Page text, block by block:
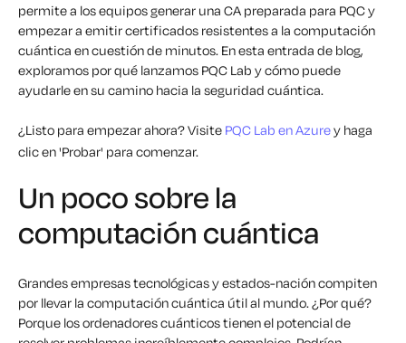
permite a los equipos generar una CA preparada para PQC y
empezar a emitir certificados resistentes a la computación
cuántica en cuestión de minutos. En esta entrada de blog,
exploramos por qué lanzamos PQC Lab y cómo puede
ayudarle en su camino hacia la seguridad cuántica.
¿Listo para empezar ahora? Visite PQC Lab en Azurey haga
clic en 'Probar' para comenzar.
Un poco sobre la
computación cuántica
Grandes empresas tecnológicas y estados-nación compiten
por llevar la computación cuántica útil al mundo. ¿Por qué?
Porque los ordenadores cuánticos tienen el potencial de